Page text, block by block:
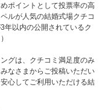
ポイントとして投票率の高
ルが人気の結婚式場クチコ
年以内の公開されているク
グは、クチコミ満足度のみ
なさまからご投稿いただい
心してご利用いただける結